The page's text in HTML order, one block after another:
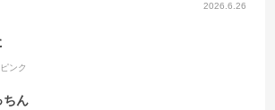
2026.6.26
ンク
ちん